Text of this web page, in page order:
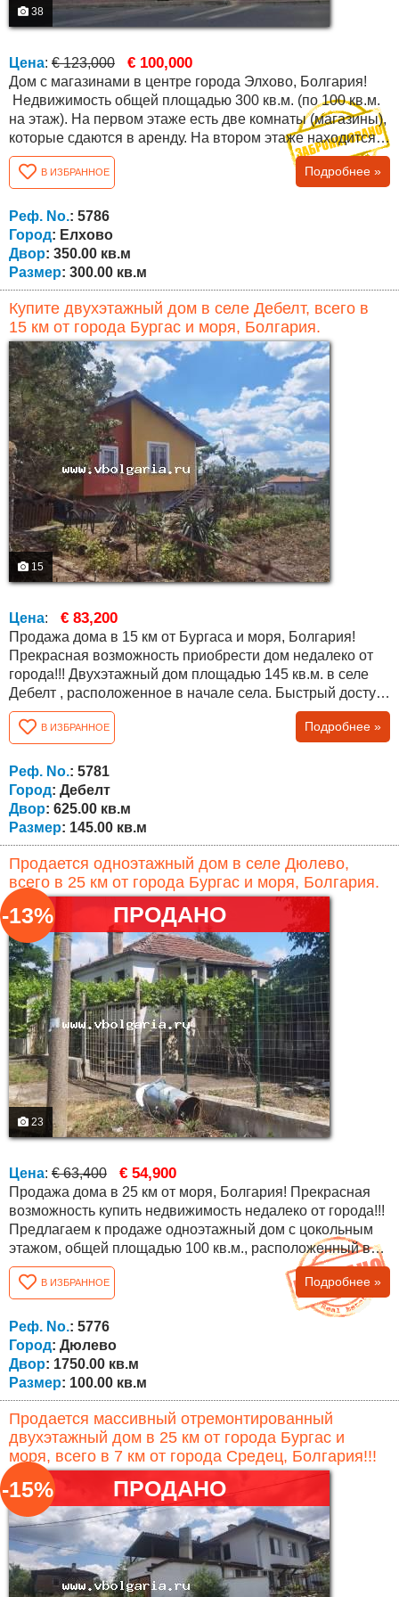
38
Цена: € 123,000 € 100,000
Дом с магазинами в центре города Элхово, Болгария!
Недвижимость общей площадью 300 кв.м. (по 100 кв.м.
на этаж). На первом этаже есть две комнаты (магазины),
которые сдаются в аренду. На втором этаже находится
большая прихожая, ванная комната с туалетом и четыре
комнаты. На третьем этаже находится небольшая
трехкомнатная квартира с ремонтом (столовая с кухней,
две спальни и ванная комната с туалетом) и еще две
комнаты, которые...
В ИЗБРАННОЕ Подробнее »
Реф. No.: 5786
Город: Елхово
Двор: 350.00 кв.м
Размер: 300.00 кв.м
Купите двухэтажный дом в селе Дебелт, всего в
15 км от города Бургас и моря, Болгария.
15
Цена: € 83,200
Продажа дома в 15 км от Бургаса и моря, Болгария!
Прекрасная возможность приобрести дом недалеко от
города!!! Двухэтажный дом площадью 145 кв.м. в селе
Дебелт , расположенное в начале села. Быстрый доступ
к главной дороге Бургас-Средец, 15 км от Бургаса и 13
км от микрорайона Меден Рудник, г. Бургас. Дом
построен по проекту 1991 года, имеет бетонные плиты и
соответствующие документы. Первый этаж состоит из
комнаты и двух отдельных...
В ИЗБРАННОЕ Подробнее »
Реф. No.: 5781
Город: Дебелт
Двор: 625.00 кв.м
Размер: 145.00 кв.м
Продается одноэтажный дом в селе Дюлево,
всего в 25 км от города Бургас и моря, Болгария.
ПРОДАНО
23
-13%
Цена: € 63,400 € 54,900
Продажа дома в 25 км от моря, Болгария! Прекрасная
возможность купить недвижимость недалеко от города!!!
Предлагаем к продаже одноэтажный дом с цокольным
этажом, общей площадью 100 кв.м., расположенный в
живописном поселке Дюлево. Он состоит из
полуподвального этажа и первого этажа. В
полуподвальном этаже имеется одна комната для
бытовых нужд, другая для зимней комнаты/подвала и
В ИЗБРАННОЕ Подробнее »
Реф. No.: 5776
Город: Дюлево
Двор: 1750.00 кв.м
Размер: 100.00 кв.м
Продается массивный отремонтированный
двухэтажный дом в 25 км от города Бургас и
моря, всего в 7 км от города Средец, Болгария!!!
ПРОДАНО
-15%